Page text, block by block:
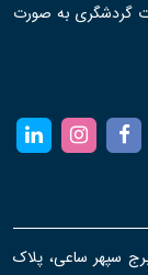
گردشگری به صورت
برج سپهر ساعی، پلاک